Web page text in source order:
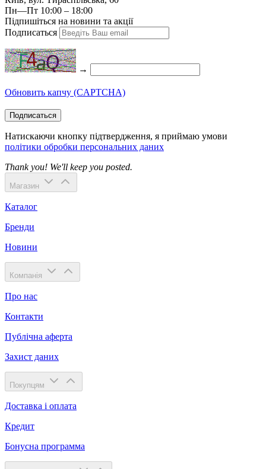
Пн—Пт 10:00 – 18:00
Підпишіться на новини та акції
Подписаться
→
Обновить капчу (CAPTCHA)
Подписаться
Натискаючи кнопку підтвердження, я приймаю умови
політики обробки персональних даних
Thank you! We'll keep you posted.
Магазин
Каталог
Бренди
Новини
Компанія
Про нас
Контакти
Публічна аферта
Захист даних
Покупцям
Доставка і оплата
Кредит
Бонусна программа